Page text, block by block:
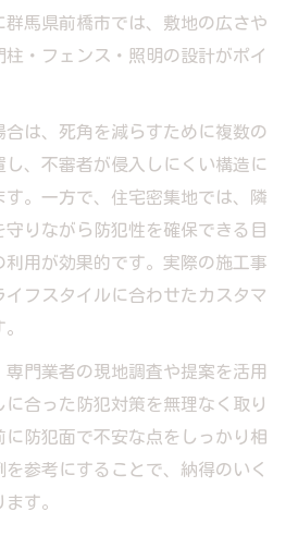
群馬県前橋市では、敷地の広さや
・フェンス・照明の設計がポイ
合は、死角を減らすために複数の
し、不審者が侵入しにくい構造に
す。一方で、住宅密集地では、隣
りながら防犯性を確保できる目
利用が効果的です。実際の施工事
フスタイルに合わせたカスタマ
門業者の現地調査や提案を活用
に合った防犯対策を無理なく取り
に防犯面で不安な点をしっかり相
参考にすることで、納得のいく
す。